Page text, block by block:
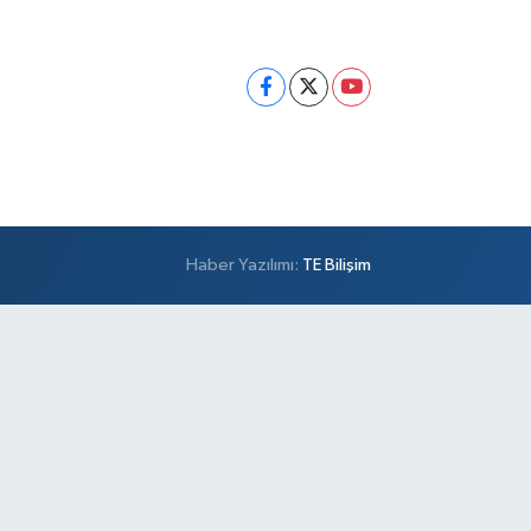
Haber Yazılımı: TE Bilişim